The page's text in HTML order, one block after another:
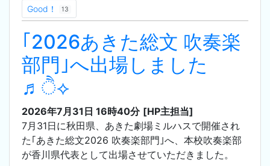
Good！
13
｢2026あきた総文 吹奏楽
部門｣へ出場しました
♬ੈ⟡
2026年7月31日 16時40分 [HP主担当]
7月31日に秋田県、あきた劇場ミルハスで開催され
た｢あきた総文2026 吹奏楽部門｣へ、本校吹奏楽部
が香川県代表として出場させていただきました。